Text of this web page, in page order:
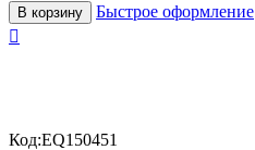
В корзину
Быстрое оформление

Код:EQ150451